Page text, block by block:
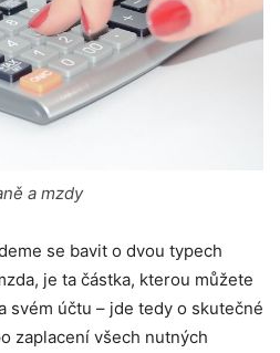
a mzdy
se bavit o dvou typech
je ta částka, kterou můžete
svém účtu – jde tedy o skutečné
zaplacení všech nutných